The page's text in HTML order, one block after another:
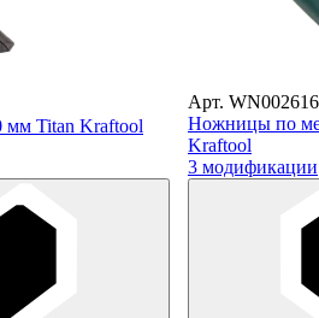
Titan Kraftool
Арт.
Ножницы по
Kraftool
3 модификации